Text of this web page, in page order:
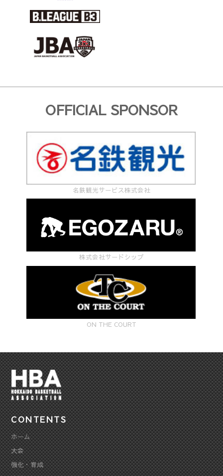
OFFICIAL SPONSOR
名鉄観光サービス株式会社
株式会社サードシップ
ON THE COURT
CONTENTS
ホーム
大会
強化・育成